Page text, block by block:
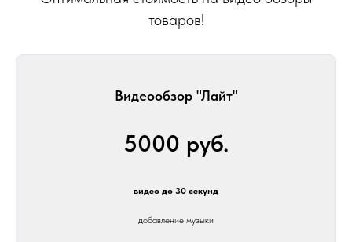
товаров!
Видеообзор "Лайт"
5000 руб.
видео до 30 секунд
добавление музыки